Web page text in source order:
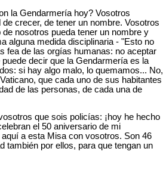
la Gendarmería hoy? Vosotros
crecer, de tener un nombre. Vosotros
nosotros pueda tener un nombre y
alguna medida disciplinaria - "Esto no
fea de las orgías humanas: no aceptar
decir que la Gendarmería es la
si hay algo malo, lo quemamos... No,
que cada uno de sus habitantes
de las personas, de cada una de
que sois policías: ¡hoy he hecho
el 50 aniversario de mi
a esta Misa con vosotros. Son 46
también por ellos, para que tengan un